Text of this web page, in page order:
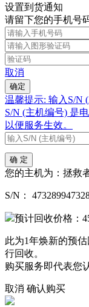
设置到货通知
请留下您的手机号
取消
确定
温馨提示: 输入S/N
S/N (主机编号) 是
以便服务生效。
确 定
您的主机为： 拯救
S/N：
预计回收价格：
此为1年焕新的预
行回收。
购买服务即代表您
取消 确认购买